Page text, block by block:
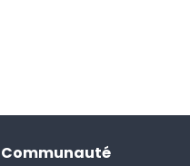
Communauté